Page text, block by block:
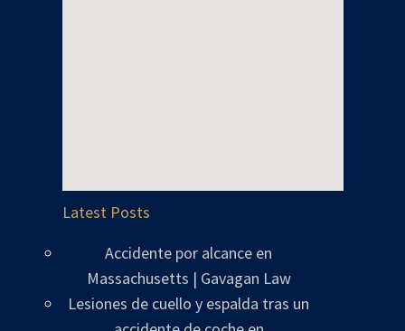
Latest Posts
Accidente por alcance en
Massachusetts | Gavagan Law
Lesiones de cuello y espalda tras un